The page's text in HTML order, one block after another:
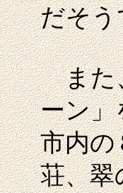
だそう
また
ーン」
市内の
荘、翠